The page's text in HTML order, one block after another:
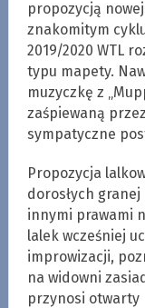
propozycją
znakomitym
2019/2020 WTL
typu mapety.
muzyczkę z
zaśpiewaną
sympatyczne
Propozycja
dorosłych
innymi prawami
lalek wcześniej
improwizacji,
na widowni
przynosi otwarty